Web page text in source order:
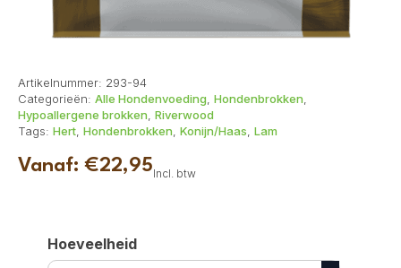
Artikelnummer: 293-94
Categorieën: Alle Hondenvoeding Hondenbrokken
Hypoallergene brokken Riverwood
Tags: Hert Hondenbrokken Konijn/Haas Lam
Vanaf: €22,95Incl. btw
Hoeveelheid